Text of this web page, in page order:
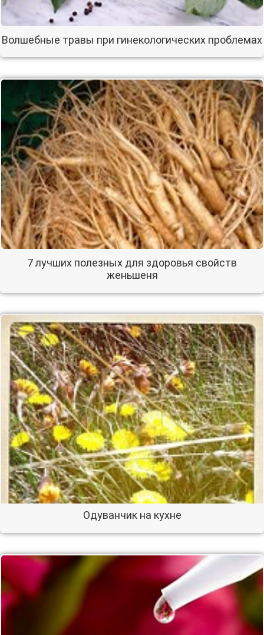
Волшебные травы при гинекологических проблемах
7 лучших полезных для здоровья свойств
женьшеня
Одуванчик на кухне